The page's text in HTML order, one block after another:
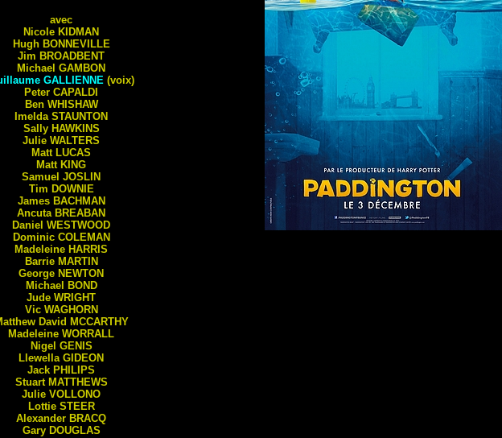
avec
Nicole KIDMAN
Hugh BONNEVILLE
Jim BROADBENT
Michael GAMBON
GALLIENNE(voix)
Peter CAPALDI
Ben WHISHAW
Imelda STAUNTON
Sally HAWKINS
Julie WALTERS
Matt LUCAS
Matt KING
Samuel JOSLIN
Tim DOWNIE
James BACHMAN
Ancuta BREABAN
Daniel WESTWOOD
Dominic COLEMAN
Madeleine HARRIS
Barrie MARTIN
George NEWTON
Michael
BOND
Jude WRIGHT
Vic WAGHORN
David MCCARTHY
Madeleine WORRALL
Nigel GENIS
Llewella GIDEON
Jack PHILIPS
Stuart MATTHEWS
Julie VOLLONO
Lottie STEER
Alexander BRACQ
Gary DOUGLAS